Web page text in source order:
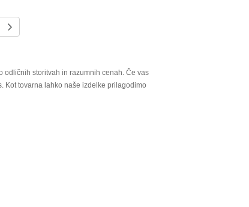
odličnih storitvah in razumnih cenah. Če vas
Kot tovarna lahko naše izdelke prilagodimo